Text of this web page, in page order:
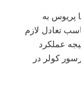
پریوس به
تعادل لازم
عملکرد
کولر در